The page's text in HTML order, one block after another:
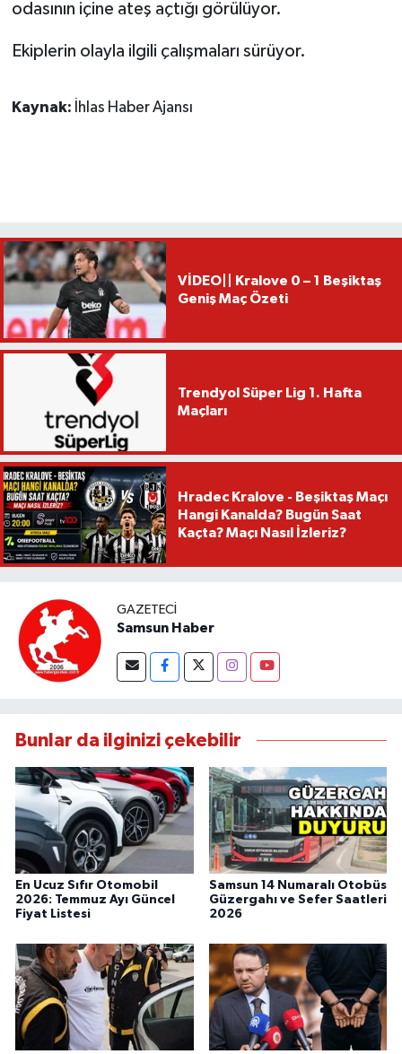
odasının içine ateş açtığı görülüyor.
Ekiplerin olayla ilgili çalışmaları sürüyor.
Kaynak: İhlas Haber Ajansı
VİDEO|| Kralove 0 – 1 Beşiktaş
Geniş Maç Özeti
Trendyol Süper Lig 1. Hafta
Maçları
Hradec Kralove - Beşiktaş Maçı
Hangi Kanalda? Bugün Saat
Kaçta? Maçı Nasıl İzleriz?
GAZETECI
Samsun Haber
Bunlar da ilginizi çekebilir
En Ucuz Sıfır Otomobil
2026: Temmuz Ayı Güncel
Fiyat Listesi
Samsun 14 Numaralı Otobüs
Güzergahı ve Sefer Saatleri
2026